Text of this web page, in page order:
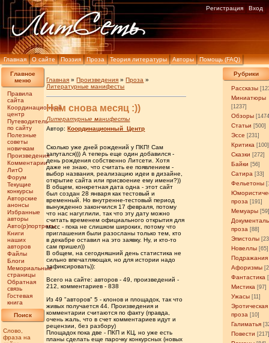
Главная О сайте Поэзия Проза Теория литературы Авторы Помощь (FAQ)
Регистрация Вход
Главное
меню
Правила
сайта
Координационный
центр
Путеводитель
по сайту
Полезные
советы
новичкам
Произведения
Комментарии
ЛитО
Форум
Текущие
конкурсы
Авторские
анонсы
Избранные
авторы
Авто(р)портреты
Книги
наших
авторов
Файлы
Блоги
Мемориальные
страницы
Обратная
связь
Гостевая
книга
Поиск
Слово,
фраза на
Рубрики
Рассказы
Миниатюры
[1237]
Обзоры
Статьи [500]
Эссе [231]
Критика [100]
Сказки [272]
Байки [56]
Сатира [33]
Фельетоны
проза [191]
Мемуары
проза [88]
Эпистолы
Новеллы [65]
Подражания
Афоризмы
Фантастика
Мистика [97]
Ужасы [11]
Эротическая
проза [10]
Галиматья
Повести
Главная »Произведения »Проза »
Литературные манифесты
Нам снова месяц :))
Литературные манифесты
Автор:Координационный_Центр
Сколько уже дней рождений у ПКП! Сам
запутался))) А теперь еще один добавился -
день рождения собственно Литсети. Хотя
даже не знаю, что считать ее появлением -
выбор названия, реализацию идеи в дизайне,
открытие сайта или присвоение ему имени?))
В общем, конкретная дата одна - этот сайт
был создан 28 января как тестовый и
временный. Но внутренне-тестовый период
вынужденно закончился 17 февраля, потому
что нас нагуглили, так что эту дату можно
считать временем официального открытия для
масс - пока не слишком широких, потому что
приглашения были разосланы только тем, кто
в декабре оставил на это заявку. Ну, и кто-то
сам пришел))
В общем, на сегодняшний день статистика не
сильно впечатляющая, но для истории надо
зафиксировать)):
Всего на сайте: авторов - 49, произведений -
212, комментариев - 838
Из 49 "авторов" 5 - клонов и площадок, так что
живых получается 44. Произведения и
комментарии считаются по факту (правда,
очень жаль, что в счет комментариев идут и
рецензии, без разбору)
Площадок пока две - ПКП и КЦ, но уже есть
планы сделать еще парочку конкурсных (новых